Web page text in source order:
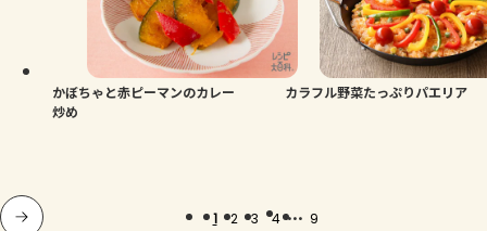
かぼちゃと赤ピーマンのカレー
炒め
カラフル野菜たっぷりパエリア
1 2 3 4 ... 9